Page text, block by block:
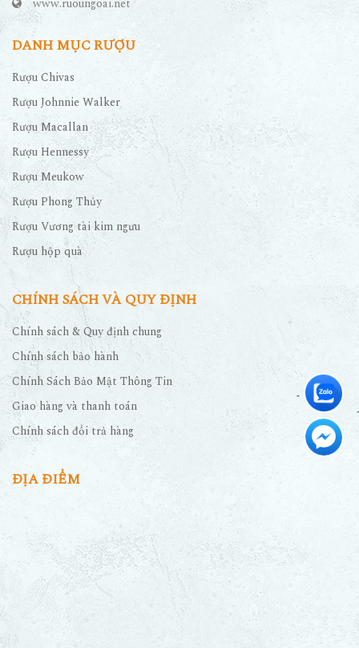
www.ruoungoai.net
Rượu Chivas
Rượu Johnnie Walker
Rượu Macallan
Rượu Hennessy
Rượu Meukow
Rượu Phong Thủy
Rượu Vương tài kim ngưu
Rượu hộp quà
CHÍNH SÁCH VÀ QUY ĐỊNH
Chính sách & Quy định chung
Chính sách bảo hành
Chính Sách Bảo Mật Thông Tin
Giao hàng và thanh toán
Chính sách đổi trả hàng